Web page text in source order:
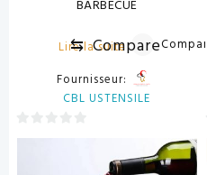
BARBECUE
Lire la suite
⇆ CompareCompare
Fournisseur:
CBL USTENSILE
0